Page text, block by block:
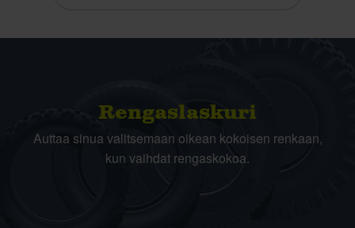
Rengas­laskuri
Auttaa sinua valitsemaan oikean kokoisen renkaan,
kun vaihdat rengaskokoa.